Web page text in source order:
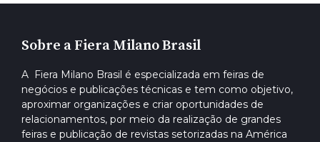
Sobre a Fiera Milano Brasil
A Fiera Milano Brasil é especializada em feiras de
negócios e publicações técnicas e tem como objetivo,
aproximar organizações e criar oportunidades de
relacionamentos, por meio da realização de grandes
feiras e publicação de revistas setorizadas na América